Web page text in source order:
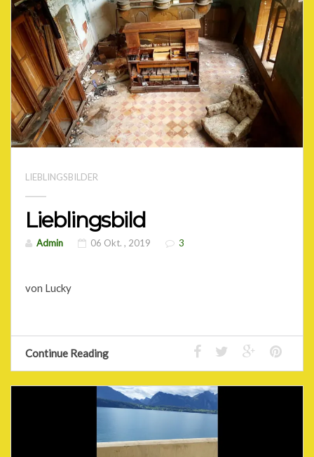
LIEBLINGSBILDER
Lieblingsbild
Admin 06 Okt. , 2019 3
von Lucky
Continue Reading